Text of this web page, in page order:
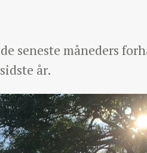
seneste måneders
år.